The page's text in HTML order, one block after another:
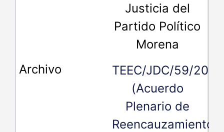
Justicia del
Partido Político
Morena
TEEC/JDC/59/2019
(Acuerdo
Plenario de
Reencauzamiento)